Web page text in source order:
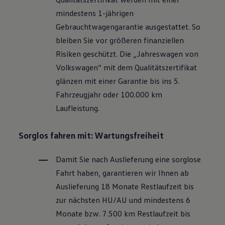
Räder und Reifen
Pannen- und Unfallhilfe
Volkswagen Teile
Zubehör
Schutz und Pflege
Transport
Individualisieren
Wallbox und Ladekabel
Volkswagen Apps, Login und Shop
Handy und Fahrzeug verbinden
Über Ihr Auto
Vorgängermodelle
Kundeninformationen
Volkswagen Kundenbetreuung
Warn- und Kontrollleuchten
Digitale Betriebsanleitung
mindestens 1-jährigen
Gebrauchtwagengarantie ausgestattet. So
bleiben Sie vor größeren finanziellen
Risiken geschützt. Die „Jahreswagen von
Volkswagen“ mit dem Qualitätszertifikat
glänzen mit einer Garantie bis ins 5.
Fahrzeugjahr oder 100.000 km
Laufleistung.
Sorglos fahren mit: Wartungsfreiheit
Damit Sie nach Auslieferung eine sorglose
Fahrt haben, garantieren wir Ihnen ab
Auslieferung 18 Monate Restlaufzeit bis
zur nächsten HU/AU und mindestens 6
Monate bzw. 7.500 km Restlaufzeit bis